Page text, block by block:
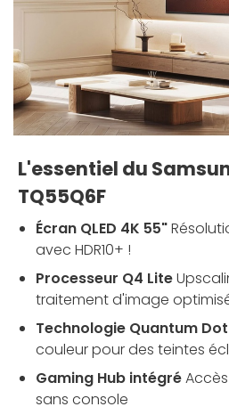
L'essentiel du
TQ55Q6F
Écran QLED 4K 55"
avec HDR10+ !
Processeur Q4 Lite
traitement d'image
Technologie Quantum Dot
couleur pour des teintes
Gaming Hub intégré
sans console